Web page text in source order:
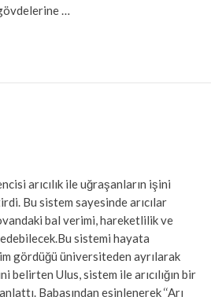
…
arıcılık ile uğraşanların işini
Bu sistem sayesinde arıcılar
bal verimi, hareketlilik ve
sistemi hayata
gördüğü üniversiteden ayrılarak
belirten Ulus, sistem ile arıcılığın bir
Babasından esinlenerek ‘‘Arı